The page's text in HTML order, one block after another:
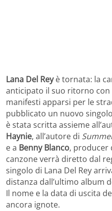
Lana Del Reyè tornata: la
anticipato il suo ritorno
manifesti apparsi per le
pubblicato un nuovo
è stata scritta assieme
Haynie, all’autore di
e a Benny Blanco, producer
canzone verrà diretto dal
singolo di Lana Del Rey
distanza dall’ultimo album
Il nome e la data di uscita
ancora ignote.